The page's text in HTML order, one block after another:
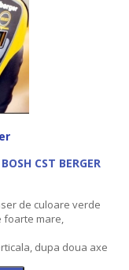
CST BERGER
de culoare verde
foarte mare,
dupa doua axe